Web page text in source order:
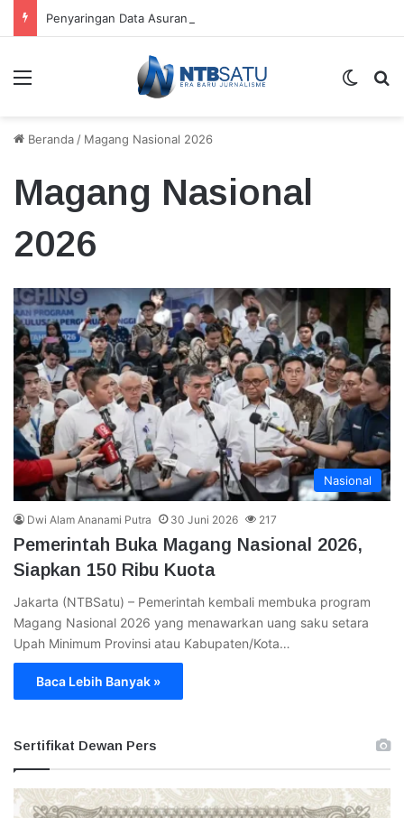
Menu
Beranda / Magang Nasional 2026
Magang Nasional
2026
Nasional
Dwi Alam Ananami Putra 30 Juni 2026 217
Pemerintah Buka Magang Nasional 2026,
Siapkan 150 Ribu Kuota
Jakarta (NTBSatu) – Pemerintah kembali membuka program
Magang Nasional 2026 yang menawarkan uang saku setara
Upah Minimum Provinsi atau Kabupaten/Kota…
Baca Lebih Banyak »
Sertifikat Dewan Pers